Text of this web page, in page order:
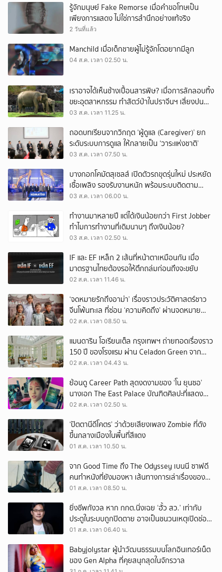
รู้จักมนุษย์ Fake Remorse เมื่อคำขอโทษเป็น
เพียงการแสดง ไม่ใช่การสำนึกอย่างแท้จริง
2 วันที่แล้ว
Manchild เมื่อเด็กชายผู้ไม่รู้จักโตอยากมีลูก
04 ส.ค. เวลา 02.50 น.
เราอาจได้เห็นช้างเปื้อนสารพิษ? เมื่อการลักลอบทิ้ง
ขยะอุตสาหกรรม ทำสัตว์ป่าในปราจีนฯ เสี่ยงปน
เปื้อน
03 ส.ค. เวลา 11.25 น.
ถอดบทเรียนจากวิกฤต ‘ผู้ดูแล (Caregiver)’ ยก
ระดับระบบการดูแล ให้กลายเป็น ‘วาระแห่งชาติ’
03 ส.ค. เวลา 07.50 น.
บางกอกโคมัตสุเซลส์ เปิดตัวรถขุดรุ่นใหม่ ประหยัด
เชื้อเพลิง รองรับงานหนัก พร้อมระบบติดตาม
เครื่องจักรผ่านดาวเทียม
03 ส.ค. เวลา 06.00 น.
ทำงานมาหลายปี แต่ได้เงินน้อยกว่า First Jobber
ทำไมการทำงานที่เดิมนานๆ ถึงเงินน้อย?
03 ส.ค. เวลา 02.50 น.
IF และ EF เหล็ก 2 เส้นที่หน้าตาเหมือนกัน เมื่อ
มาตรฐานไทยต้องรอให้ตึกถล่มก่อนถึงจะขยับ
02 ส.ค. เวลา 11.46 น.
‘จดหมายรักถึงอาม่า’ เรื่องราวประวัติศาสตร์ชาว
จีนโพ้นทะเล ที่ซ่อน ‘ความคิดถึง’ ผ่านจดหมาย
‘โพยก๊วน’
02 ส.ค. เวลา 08.50 น.
แมนดาริน โอเรียนเต็ล กรุงเทพฯ ถ่ายทอดเรื่องราว
150 ปี ของโรงแรม ผ่าน Celadon Green จาก
เครื่องศิลาดล
02 ส.ค. เวลา 04.43 น.
ย้อนดู Career Path สุดงดงามของ ‘โน ยุนซอ’
นางเอก The East Palace บัณฑิตศิลปะที่แสดง
เรื่องไหนก็ปัง
02 ส.ค. เวลา 02.50 น.
‘ปัตตานีดีโคตร’ ว่าด้วยเสียงเพลง Zombie ที่ดัง
ขึ้นกลางเมืองในพื้นที่สีแดง
01 ส.ค. เวลา 10.50 น.
จาก Good Time ถึง The Odyssey เบนนี ซาฟดี
คนทำหนังที่ยังมองหา เส้นทางการเล่าเรื่องของตัว
เอง
01 ส.ค. เวลา 08.50 น.
ยิ่งชีพกังวล หาก กกต.นิ่งเฉย ‘ฮั้ว สว.’ เท่ากับ
ประตูในระบบถูกปิดตาย อาจเป็นชนวนเหตุเปิดช่อง
‘ลงถนน’
01 ส.ค. เวลา 06.40 น.
Babyjolystar ผู้นำวัฒนธรรมบนโลกอินเทอร์เน็ต
ของ Gen Alpha ที่คุยสนุกสุดในจักรวาล